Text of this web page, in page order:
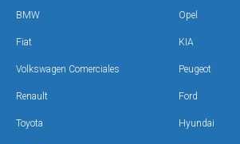
BMW Opel
Fiat KIA
Volkswagen Comerciales Peugeot
Renault Ford
Toyota Hyundai